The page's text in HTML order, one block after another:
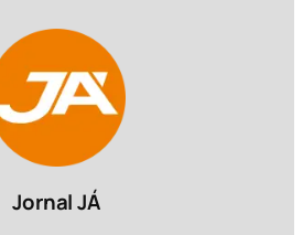
Jornal JÁ